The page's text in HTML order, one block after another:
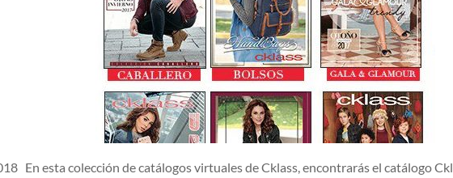
En esta colección de catálogos virtuales de Cklass, encontrarás el catálogo